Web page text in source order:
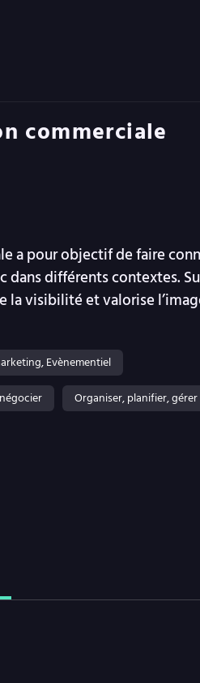
commerciale
Evènementiel
Organiser, planifier, gérer
a pour objectif de faire
dans différents contextes.
visibilité et valorise